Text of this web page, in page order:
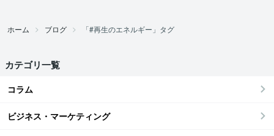
ホーム ブログ 「#再生のエネルギー」タグ
カテゴリ一覧
コラム
ビジネス・マーケティング